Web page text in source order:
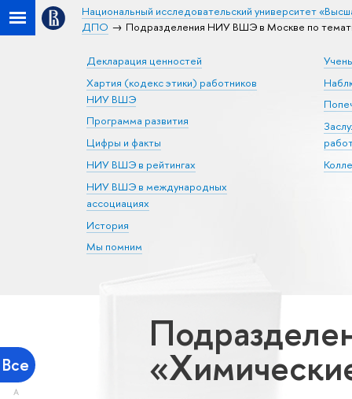
Национальный исследовательский университет
ДПО
Подразделения НИУ ВШЭ в Москве по
Декларация ценностей
Хартия (кодекс этики) работников
НИУ ВШЭ
Программа развития
Цифры и факты
НИУ ВШЭ в рейтингах
НИУ ВШЭ в международных
ассоциациях
История
Мы помним
Все
А